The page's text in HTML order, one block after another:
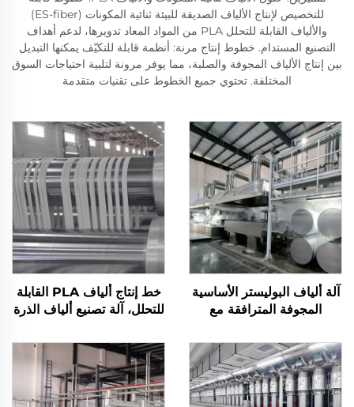
للتخصيص لإنتاج الألياف الصديقة للبيئة ثنائية المكونات (ES-fiber)
والألياف القابلة للتحلل PLA من المواد المعاد تدويرها، لدعم أهداف
التصنيع المستدام. خطوط إنتاج مرنة: أنظمة قابلة للتكيّف يمكنها التبديل
بين إنتاج الألياف المجوفة والصلبة، مما يوفر مرونة لتلبية احتياجات السوق
المختلفة. تحتوي جميع الخطوط على تقنيات متقدمة
آلة ألياف البوليستر الأساسية
المجوفة المترافقة مع
خط إنتاج ألياف PLA القابلة
للتحلل، آلة تصنيع ألياف الذرة